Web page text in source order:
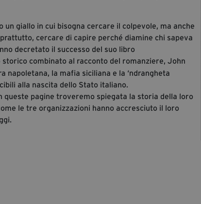
giallo in cui bisogna cercare il colpevole, ma anche
cercare di capire perché diamine chi sapeva
decretato il successo del suo libro
combinato al racconto del romanziere, John
la mafia siciliana e la ‘ndrangheta
alla nascita dello Stato italiano.
queste pagine troveremo spiegata la storia della loro
le tre organizzazioni hanno accresciuto il loro